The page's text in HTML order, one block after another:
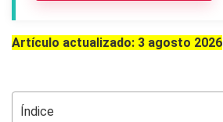
Artículo actualizado: 3 agosto 2026
Índice